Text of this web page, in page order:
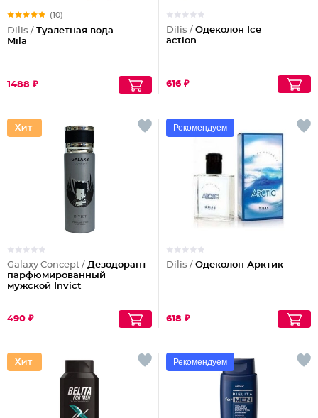
(10)
Dilis / Туалетная вода
Mila
1488 ₽
Dilis / Одеколон Ice
action
616 ₽
Galaxy Concept / Дезодорант
парфюмированный
мужской Invict
490 ₽
Рекомендуем
Dilis / Одеколон Арктик
618 ₽
Рекомендуем